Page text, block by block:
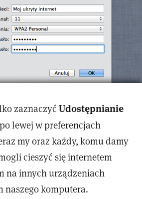
zaznaczyćUdostępnianie
lewej w preferencjach
my oraz każdy, komu damy
cieszyć się internetem
na innych urządzeniach
naszego komputera.